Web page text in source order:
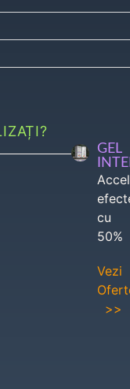
GEL
cu
50%
Vezi
>>